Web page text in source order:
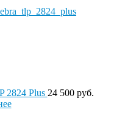
2824 Plus 24 500 руб.